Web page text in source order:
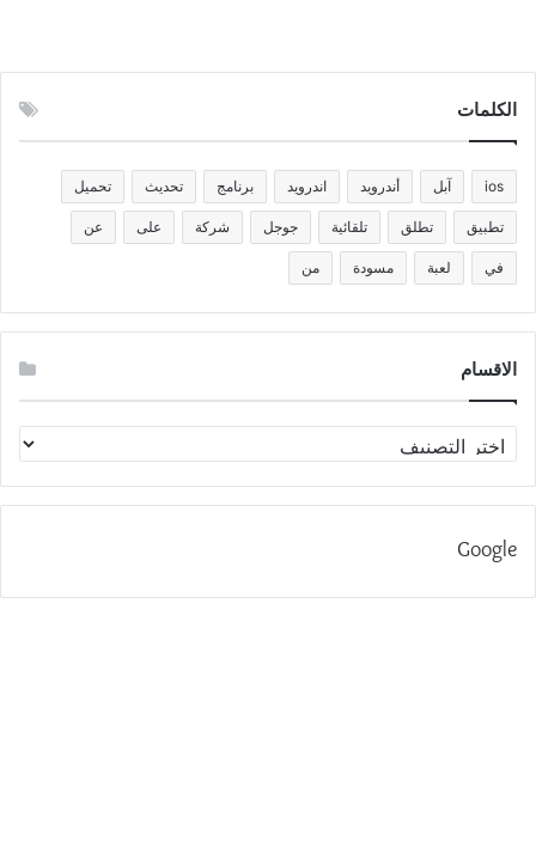
الكلمات
ios آبل أندرويد اندرويد برنامج تحديث تحميل
تطبيق تطلق تلقائية جوجل شركة على عن
في لعبة مسودة من
الاقسام
الاقسام
Google